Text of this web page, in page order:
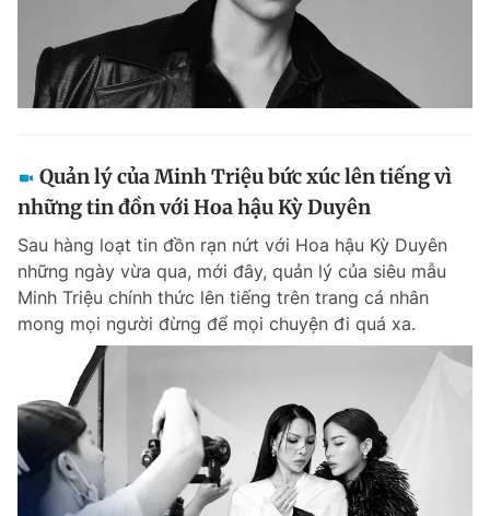
Quản lý của Minh Triệu bức xúc lên tiếng vì
những tin đồn với Hoa hậu Kỳ Duyên
Sau hàng loạt tin đồn rạn nứt với Hoa hậu Kỳ Duyên
những ngày vừa qua, mới đây, quản lý của siêu mẫu
Minh Triệu chính thức lên tiếng trên trang cá nhân
mong mọi người đừng để mọi chuyện đi quá xa.